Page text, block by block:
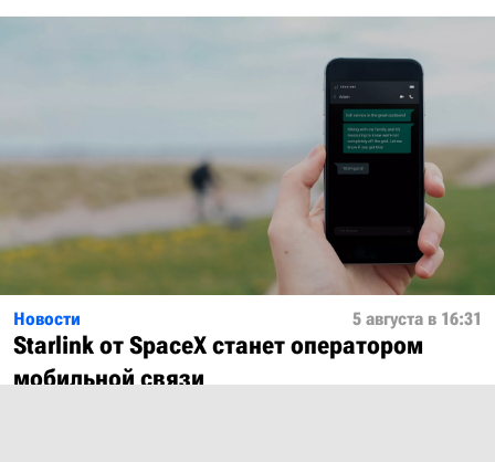
Новости 5 августа в 16:31
Starlink от SpaceX станет оператором
мобильной связи